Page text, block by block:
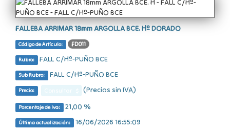
FALLEBA ARRIMAR 18mm ARGOLLA BCE. Hº DORADO
Código de Artículo: FD011
Rubro: FALL C/Hº-PUÑO BCE
Sub Rubro: FALL C/Hº-PUÑO BCE
Precio: (Precios sin IVA)
Porcentaje de Iva: 21,00 %
Última actualización: 16/06/2026 16:55:09